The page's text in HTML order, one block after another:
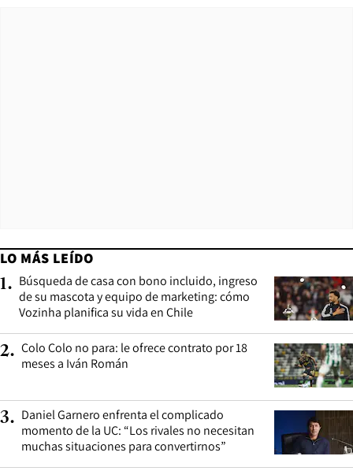
LO MÁS LEÍDO
1. Búsqueda de casa con bono incluido, ingreso
de su mascota y equipo de marketing: cómo
Vozinha planifica su vida en Chile
2. Colo Colo no para: le ofrece contrato por 18
meses a Iván Román
3. Daniel Garnero enfrenta el complicado
momento de la UC: “Los rivales no necesitan
muchas situaciones para convertirnos”